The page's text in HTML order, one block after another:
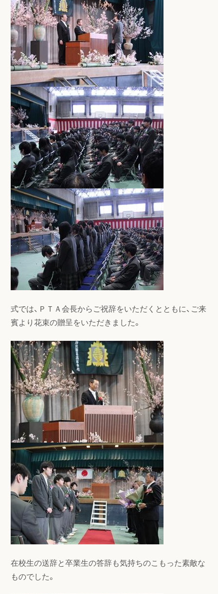
式では、ＰＴＡ会長からご祝辞をいただくとともに、ご来
賓より花束の贈呈をいただきました。
在校生の送辞と卒業生の答辞も気持ちのこもった素敵な
ものでした。